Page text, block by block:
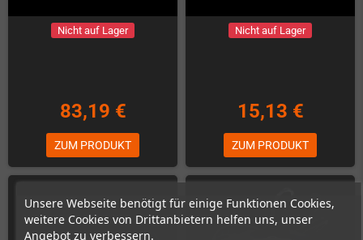
Unsere Webseite benötigt für einige Funktionen Cookies,
weitere Cookies von Drittanbietern helfen uns, unser
Angebot zu verbessern.
Nicht auf Lager
83,19 €
ZUM PRODUKT
Nicht auf Lager
15,13 €
ZUM PRODUKT